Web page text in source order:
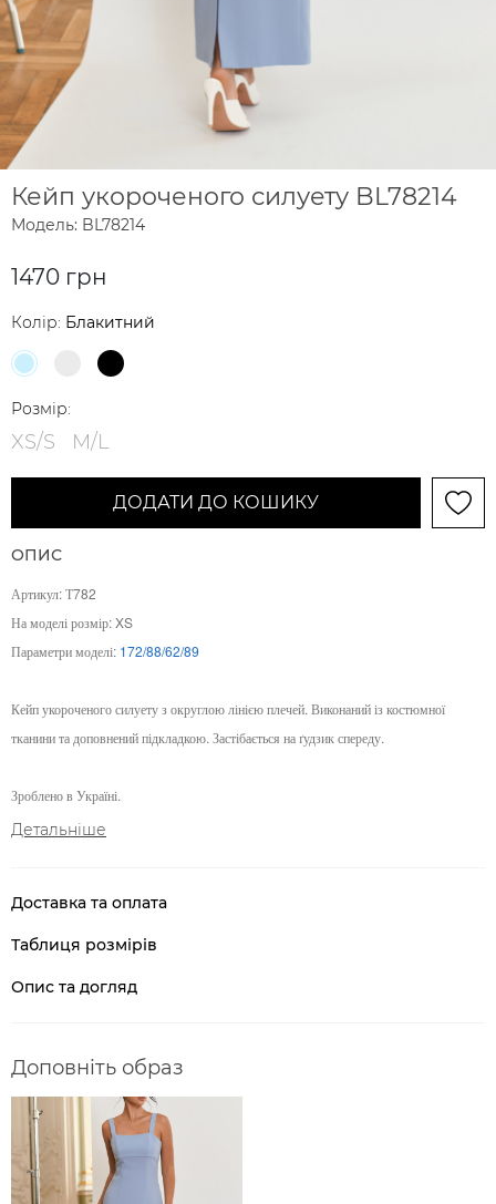
Кейп укороченого силуету BL78214
Модель: BL78214
1470 грн
Колір: Блакитний
Розмір:
XS/S M/L
ДОДАТИ ДО КОШИКУ
ОПИС
Артикул: Т782
На моделі розмір: XS
Параметри моделі: 172/88/62/89
Кейп укороченого силуету з округлою лінією плечей. Виконаний із костюмної
тканини та доповнений підкладкою. Застібається на ґудзик спереду.
Зроблено в Україні.
Детальніше
Доставка та оплата
Таблиця розмірів
Опис та догляд
Доповніть образ